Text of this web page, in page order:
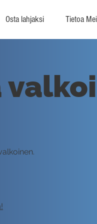
Osta lahjaksi Tietoa